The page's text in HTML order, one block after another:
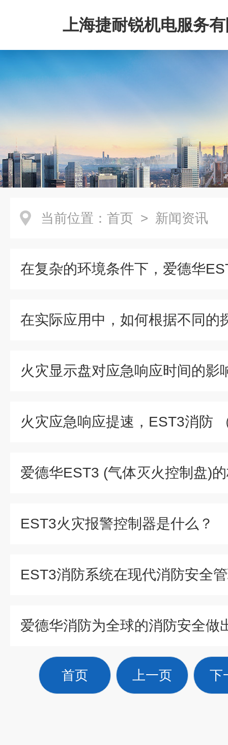
上海捷耐锐机电服务
当前位置： 首页 > 新闻资讯
火灾显示盘对应急响应时间的影
EST3火灾报警控制器是什么？
爱德华消防为全球的消防安全做
首页 上一页 下